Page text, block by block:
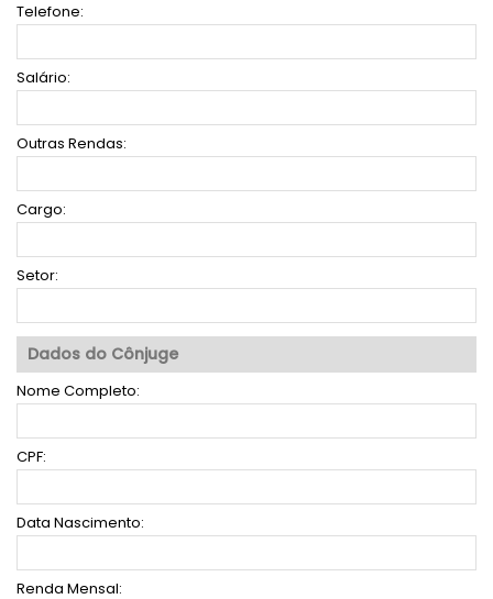
Telefone:
Salário:
Outras Rendas:
Cargo:
Setor:
Dados do Cônjuge
Nome Completo:
CPF:
Data Nascimento:
Renda Mensal: